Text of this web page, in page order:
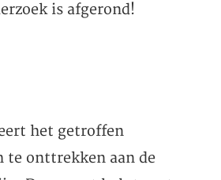
is afgerond!
het getroffen
te onttrekken aan de